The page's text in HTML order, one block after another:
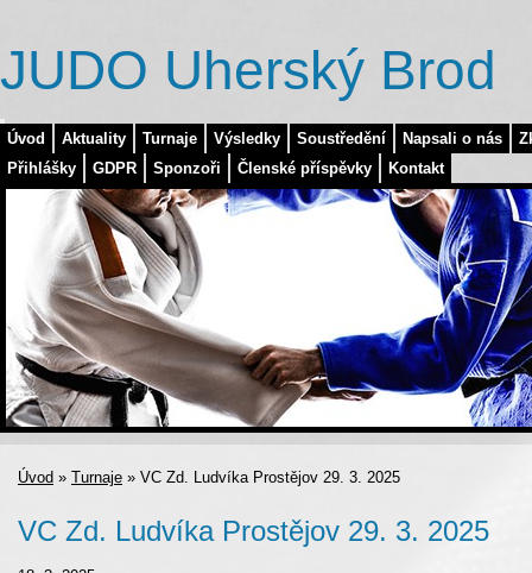
Úvod Aktuality Turnaje Výsledky Soustředění Napsali o nás
Přihlášky
GDPR Sponzoři Členské příspěvky Kontakt
JUDO Uherský Brod
Úvod » Turnaje » VC Zd. Ludvíka Prostějov 29. 3. 2025
VC Zd. Ludvíka Prostějov 29. 3. 2025